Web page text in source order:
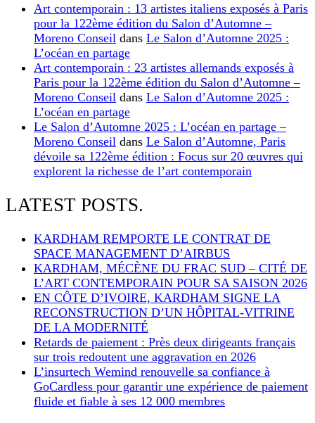
Art contemporain : 13 artistes italiens exposés à Paris
pour la 122ème édition du Salon d’Automne –
Moreno Conseil dans Le Salon d’Automne 2025 :
L’océan en partage
Art contemporain : 23 artistes allemands exposés à
Paris pour la 122ème édition du Salon d’Automne –
Moreno Conseil dans Le Salon d’Automne 2025 :
L’océan en partage
Le Salon d’Automne 2025 : L’océan en partage –
Moreno Conseil dans Le Salon d’Automne, Paris
dévoile sa 122ème édition : Focus sur 20 œuvres qui
explorent la richesse de l’art contemporain
LATEST POSTS.
KARDHAM REMPORTE LE CONTRAT DE
SPACE MANAGEMENT D’AIRBUS
KARDHAM, MÉCÈNE DU FRAC SUD – CITÉ DE
L’ART CONTEMPORAIN POUR SA SAISON 2026
EN CÔTE D’IVOIRE, KARDHAM SIGNE LA
RECONSTRUCTION D’UN HÔPITAL-VITRINE
DE LA MODERNITÉ
Retards de paiement : Près deux dirigeants français
sur trois redoutent une aggravation en 2026
L’insurtech Wemind renouvelle sa confiance à
GoCardless pour garantir une expérience de paiement
fluide et fiable à ses 12 000 membres